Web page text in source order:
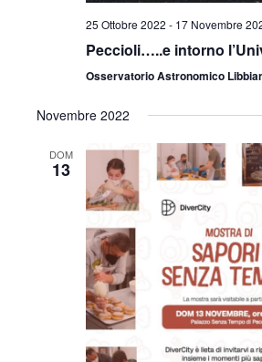
25 Ottobre 2022 - 17 Novembre
Peccioli…..e intorno
Osservatorio Astronomico
Novembre 2022
DOM
13